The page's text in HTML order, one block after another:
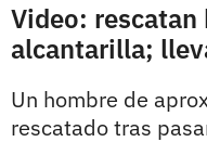
Video:
alcantarilla;
Un hombre de
rescatado tras